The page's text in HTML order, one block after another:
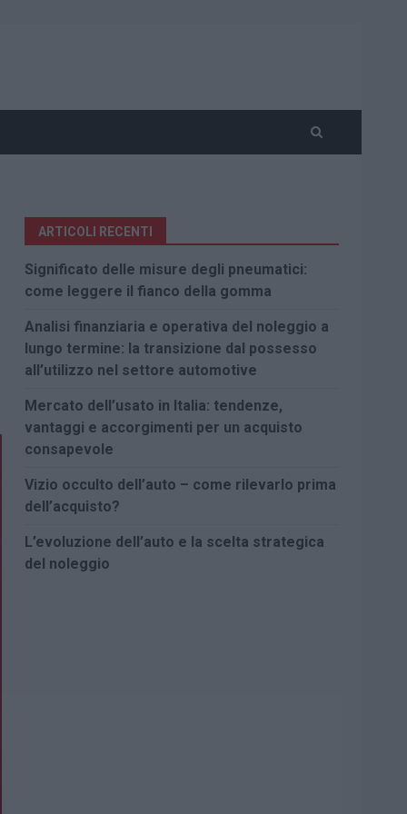
ARTICOLI RECENTI
Significato delle misure degli pneumatici:
come leggere il fianco della gomma
Analisi finanziaria e operativa del noleggio a
lungo termine: la transizione dal possesso
all’utilizzo nel settore automotive
Mercato dell’usato in Italia: tendenze,
vantaggi e accorgimenti per un acquisto
consapevole
Vizio occulto dell’auto – come rilevarlo prima
dell’acquisto?
L’evoluzione dell’auto e la scelta strategica
del noleggio